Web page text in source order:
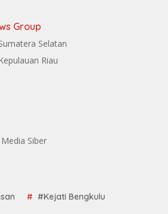
Group
Selatan
Riau
Siber
#Kejati Bengkulu